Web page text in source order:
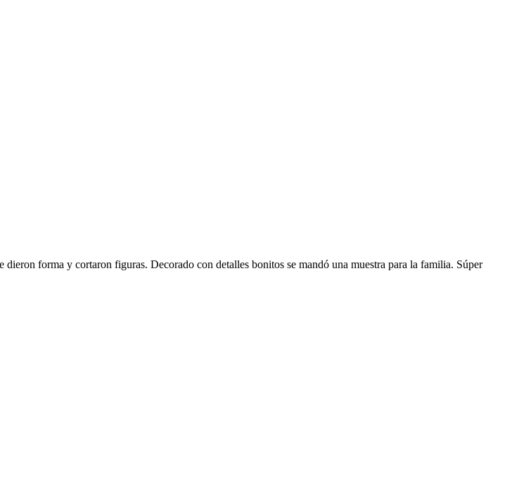
forma y cortaron figuras. Decorado con detalles bonitos se mandó una muestra para la familia. Súper